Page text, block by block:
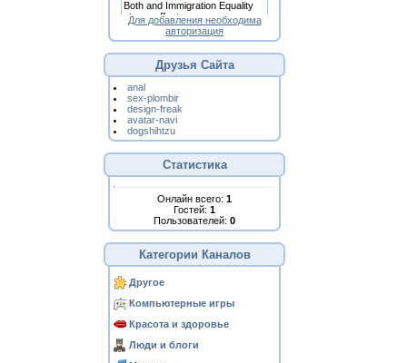
Для добавления необходима
авторизация
Друзья Сайта
anal
sex-plombir
design-freak
avatar-navi
dogshihtzu
Статистика
Онлайн всего: 1
Гостей: 1
Пользователей: 0
Категории Каналов
Другое
Компьютерные игры
Красота и здоровье
Люди и блоги